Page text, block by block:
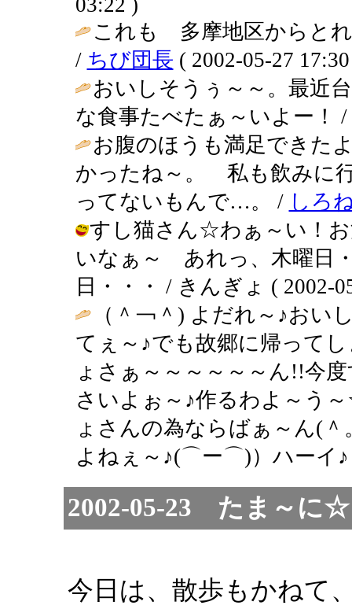
これも 多摩地区からと
/ ちび団長 ( 2002-05-27
おいしそうぅ～～。最近
な食事たべたぁ～いよー！ /
お腹のほうも満足できた
かったね～。 私も飲みに
ってないもんで…。 / しろ
すし猫さん☆わぁ～い！
いなぁ～ あれっ、木曜日
日・・・ / きんぎょ ( 2002-
（＾￢＾) よだれ～♪おい
てぇ～♪でも故郷に帰って
ょさぁ～～～～～～ん!!今
さいよぉ～♪作るわよ～う
ょさんの為ならばぁ～ん(
よねぇ～♪(⌒ー⌒)）ハーイ
2002-05-23 たま～に
今日は、散歩もかねて